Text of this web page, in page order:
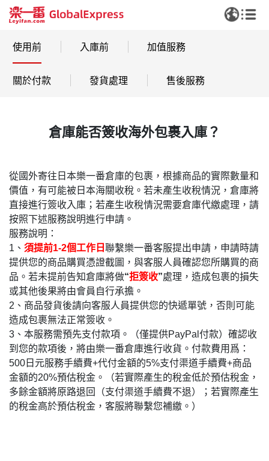
使用前 入庫前 加值服務
關於付款 發貨處理 售後服務
倉庫能否簽收海外包裹入庫？
從國外寄往日本樂一番倉庫的包裹，根據商品的實際數量和
價值，有可能被日本海關收稅。若未產生收稅情況，倉庫將
直接進行簽收入庫；若產生收稅情況需要倉庫代繳處理，請
按照下述服務說明進行申請。
服務說明：
1、 須提前1-2個工作日 聯繫樂一番客服提出申請，申請時請
提供您的商品購買憑證截圖，與客服人員確認您所購買的商
品。若未提前告知倉庫將做“拒簽收”處理，造成包裹的損失
或其他後果將由會員自行承擔。
2、商品發貨後請向客服人員提供您的快遞單號，否則可能
造成包裹無法正常簽收。
3、本服務需預先支付款項。（僅提供PayPal付款）確認收
到您的款項後，將由樂一番倉庫進行收貨。付款費用爲：
500日元服務手續費+代付金額的5%支付渠道手續費+商品
金額的20%預估稅金。（若實際產生的稅金低於預估稅金，
多餘金額將原路退回（支付渠道手續費不退）；若實際產生
的稅金高於預估稅金，客服將聯繫您補繳。）